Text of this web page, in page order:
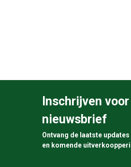
Inschrijven
nieuwsbrief
Ontvang de laatste
en komende